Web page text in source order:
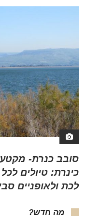
סובב כנרת-
כינרת: טיולים
לכת ולאופניים
מה חדש?